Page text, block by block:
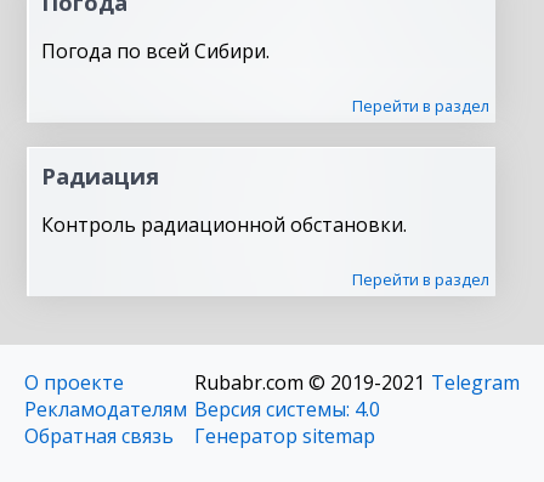
Погода по всей Сибири.
Перейти в раздел
Радиация
Контроль радиационной обстановки.
Перейти в раздел
О проекте
Рекламодателям
Обратная связь
Rubabr.com © 2019-2021
Версия системы: 4.0
Генератор sitemap
Telegram